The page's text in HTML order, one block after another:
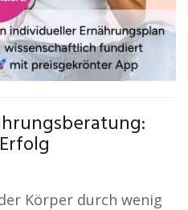
Körper durch wenig